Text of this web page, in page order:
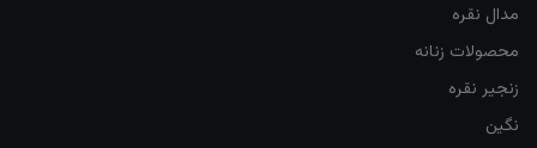
مدال نقره
محصولات زنانه
زنجیر نقره
نگین